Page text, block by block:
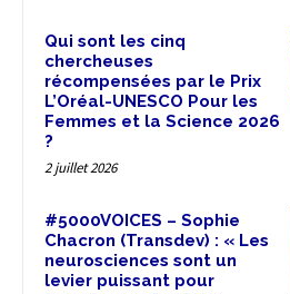
Qui sont les cinq
chercheuses
récompensées par le Prix
L’Oréal-UNESCO Pour les
Femmes et la Science 2026
?
2 juillet 2026
#5000VOICES – Sophie
Chacron (Transdev) : « Les
neurosciences sont un
levier puissant pour